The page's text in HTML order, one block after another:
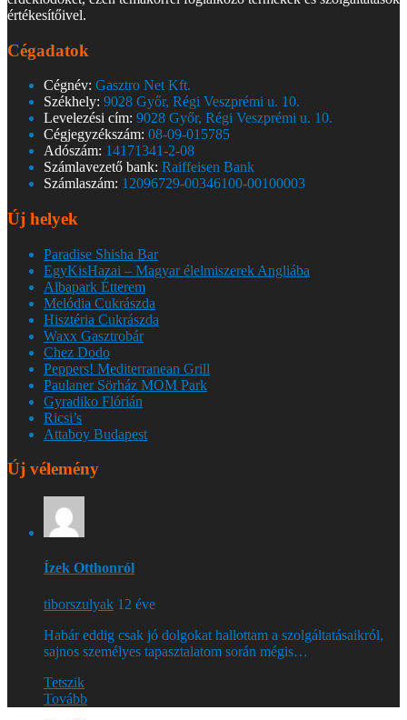
értékesítőivel.
Cégadatok
Cégnév: Gasztro Net Kft.
Székhely: 9028 Győr, Régi Veszprémi u. 10.
Levelezési cím: 9028 Győr, Régi Veszprémi u. 10.
Cégjegyzékszám: 08-09-015785
Adószám: 14171341-2-08
Számlavezető bank: Raiffeisen Bank
Számlaszám: 12096729-00346100-00100003
Új helyek
Paradise Shisha Bar
EgyKisHazai – Magyar élelmiszerek Angliába
Albapark Étterem
Melódia Cukrászda
Hisztéria Cukrászda
Waxx Gasztrobár
Chez Dodo
Peppers! Mediterranean Grill
Paulaner Sörház MOM Park
Gyradiko Flórián
Ricsi’s
Attaboy Budapest
Új vélemény
Ízek Otthonról
tiborszulyak 12 éve
Habár eddig csak jó dolgokat hallottam a szolgáltatásaikról,
sajnos személyes tapasztalatom során mégis…
Tetszik
Tovább